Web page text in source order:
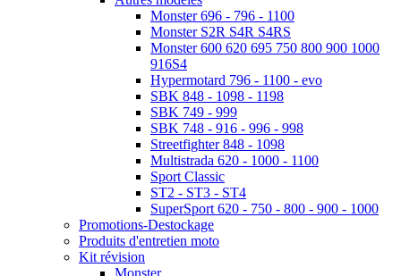
Monster 696 - 796 - 1100
Monster S2R S4R S4RS
Monster 600 620 695 750 800 900 1000
916S4
Hypermotard 796 - 1100 - evo
SBK 848 - 1098 - 1198
SBK 749 - 999
SBK 748 - 916 - 996 - 998
Streetfighter 848 - 1098
Multistrada 620 - 1000 - 1100
Sport Classic
ST2 - ST3 - ST4
SuperSport 620 - 750 - 800 - 900 - 1000
Promotions-Destockage
Produits d'entretien moto
Kit révision
Monster